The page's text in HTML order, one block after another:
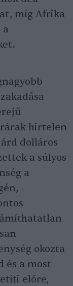
míg Afrika
a
hirtelen
dolláros
a súlyos
a
okozta
és a most
előre,